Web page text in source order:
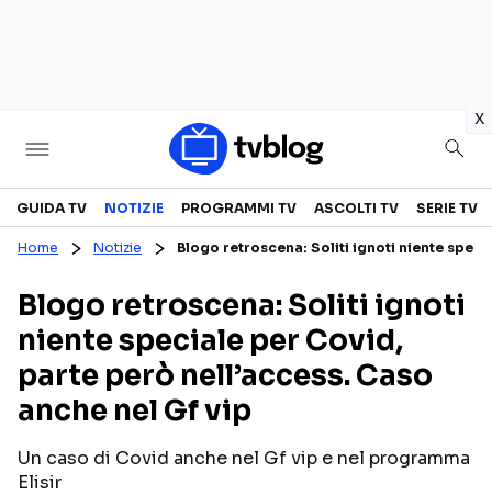
x
Televisione
CANALI TV
PROGRAMMI TV
PERSONAGGI TV
SERIE TV
REALITY SHOW
FICTION
Streaming
GUIDA TV NOTIZIE PROGRAMMI TV ASCOLTI TV SERIE TV
Home Notizie Blogo retroscena: Soliti ignoti niente
Blogo retroscena: Soliti ignoti
niente speciale per Covid,
parte però nell’access. Caso
anche nel Gf vip
Un caso di Covid anche nel Gf vip e nel programma
Elisir